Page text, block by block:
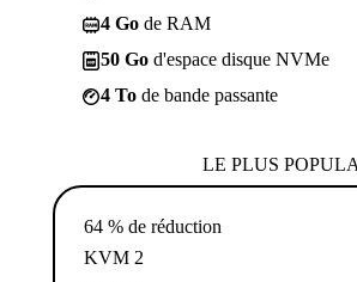
4 Go de RAM
50 Go d'espace disque NVMe
4 To de bande passante
LE PLUS
64 % de réduction
KVM 2